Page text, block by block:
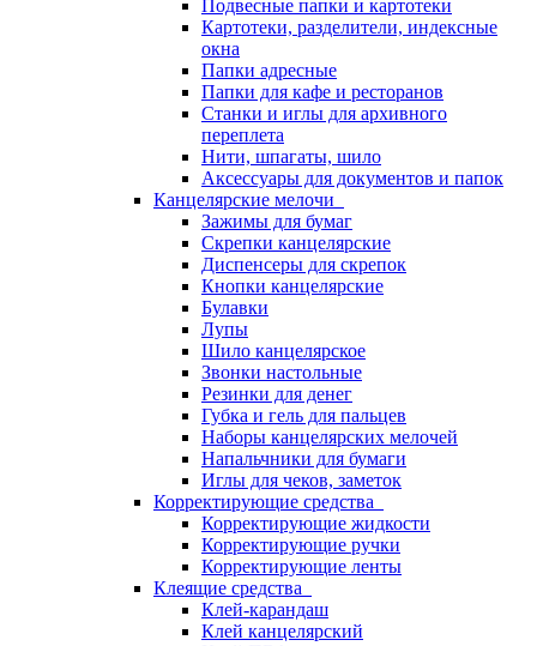
Подвесные папки и картотеки
Картотеки, разделители, индексные
окна
Папки адресные
Папки для кафе и ресторанов
Станки и иглы для архивного
переплета
Нити, шпагаты, шило
Аксессуары для документов и папок
Канцелярские мелочи
Зажимы для бумаг
Скрепки канцелярские
Диспенсеры для скрепок
Кнопки канцелярские
Булавки
Лупы
Шило канцелярское
Звонки настольные
Резинки для денег
Губка и гель для пальцев
Наборы канцелярских мелочей
Напальчники для бумаги
Иглы для чеков, заметок
Корректирующие средства
Корректирующие жидкости
Корректирующие ручки
Корректирующие ленты
Клеящие средства
Клей-карандаш
Клей канцелярский